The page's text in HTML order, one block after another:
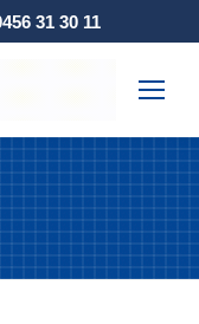
31 30 11